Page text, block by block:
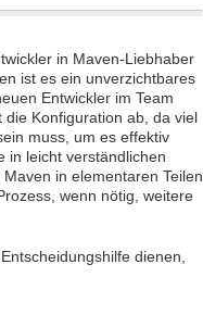
in Maven-Liebhaber
ist es ein unverzichtbares
Entwickler im Team
Konfiguration ab, da viel
muss, um es effektiv
in leicht verständlichen
in elementaren Teilen
wenn nötig, weitere
dienen,